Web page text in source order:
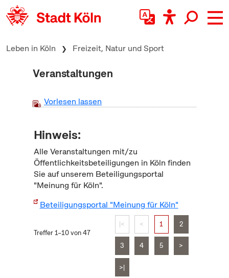
zum Inhalt springen
Leben in Köln Freizeit, Natur und Sport
Veranstaltungen
Vorlesen lassen
Hinweis:
Alle Veranstaltungen mit/zu
Öffentlichkeitsbeteiligungen in Köln finden
Sie auf unserem Beteiligungsportal
"Meinung für Köln".
Beteiligungsportal "Meinung für Köln"
Treffer 1–10 von 47
|< < 1 2
3 4 5 >
>|